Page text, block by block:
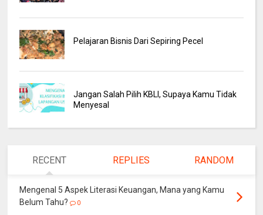
Pelajaran Bisnis Dari Sepiring Pecel
Jangan Salah Pilih KBLI, Supaya Kamu Tidak
Menyesal
RECENT REPLIES RANDOM
Mengenal 5 Aspek Literasi Keuangan, Mana yang Kamu
Belum Tahu?
0